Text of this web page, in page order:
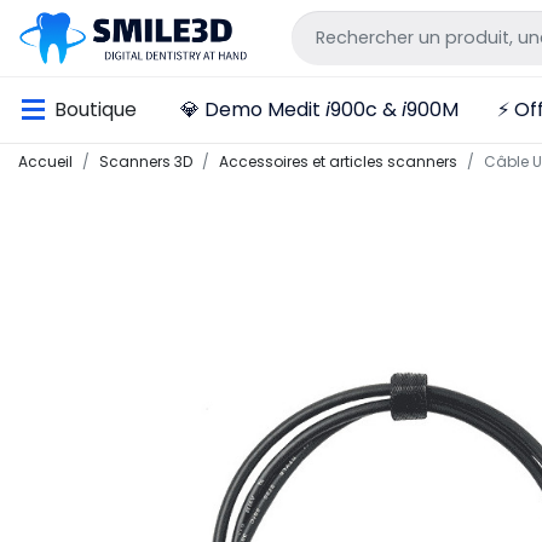
Boutique 💎 Demo Medit i900c &i900M ⚡
Accueil Scanners 3D Accessoires et articles scanners Câble